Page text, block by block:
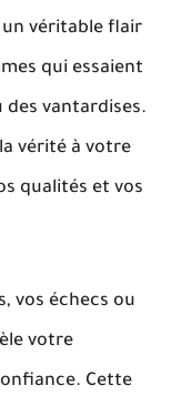
un véritable flair
qui essaient
des vantardises.
vérité à votre
qualités et vos
vos échecs ou
votre
Cette